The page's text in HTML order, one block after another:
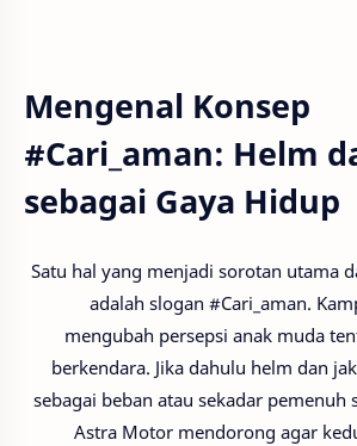
Mengenal Konsep
#Cari_aman: Helm
sebagai Gaya Hidup
Satu hal yang menjadi sorotan utama
adalah slogan #Cari_aman.
mengubah persepsi anak muda
berkendara. Jika dahulu helm dan
sebagai beban atau sekadar pemenuh
Astra Motor mendorong agar